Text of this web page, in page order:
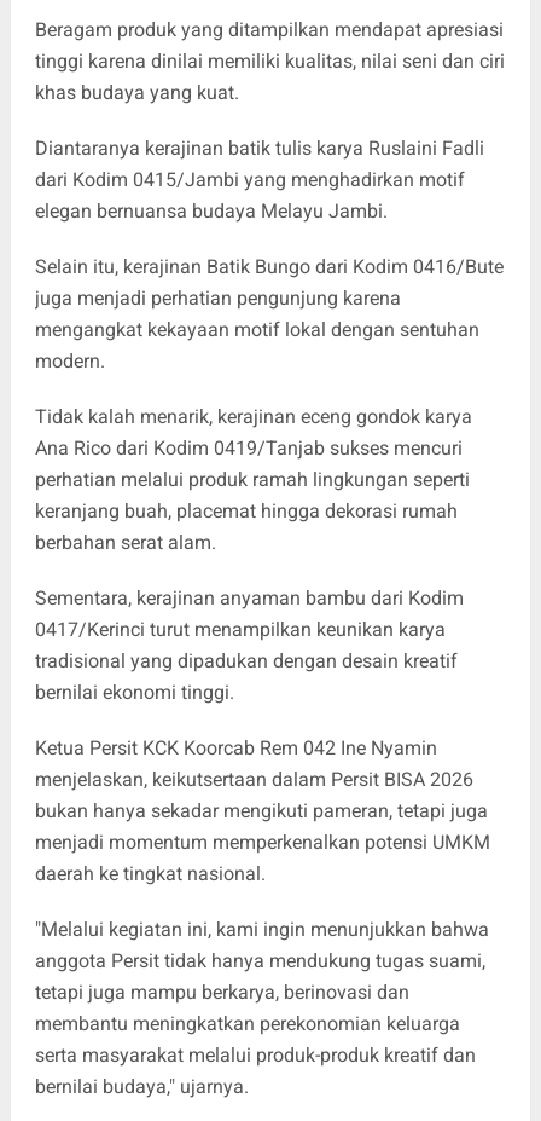
Beragam produk yang ditampilkan mendapat apresiasi
tinggi karena dinilai memiliki kualitas, nilai seni dan ciri
khas budaya yang kuat.
Diantaranya kerajinan batik tulis karya Ruslaini Fadli
dari Kodim 0415/Jambi yang menghadirkan motif
elegan bernuansa budaya Melayu Jambi.
Selain itu, kerajinan Batik Bungo dari Kodim 0416/Bute
juga menjadi perhatian pengunjung karena
mengangkat kekayaan motif lokal dengan sentuhan
modern.
Tidak kalah menarik, kerajinan eceng gondok karya
Ana Rico dari Kodim 0419/Tanjab sukses mencuri
perhatian melalui produk ramah lingkungan seperti
keranjang buah, placemat hingga dekorasi rumah
berbahan serat alam.
Sementara, kerajinan anyaman bambu dari Kodim
0417/Kerinci turut menampilkan keunikan karya
tradisional yang dipadukan dengan desain kreatif
bernilai ekonomi tinggi.
Ketua Persit KCK Koorcab Rem 042 Ine Nyamin
menjelaskan, keikutsertaan dalam Persit BISA 2026
bukan hanya sekadar mengikuti pameran, tetapi juga
menjadi momentum memperkenalkan potensi UMKM
daerah ke tingkat nasional.
"Melalui kegiatan ini, kami ingin menunjukkan bahwa
anggota Persit tidak hanya mendukung tugas suami,
tetapi juga mampu berkarya, berinovasi dan
membantu meningkatkan perekonomian keluarga
serta masyarakat melalui produk-produk kreatif dan
bernilai budaya," ujarnya.